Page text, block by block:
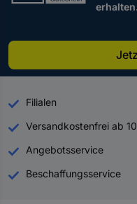
Filialen
Versandkostenfrei ab
Angebotsservice
Beschaffungsservice